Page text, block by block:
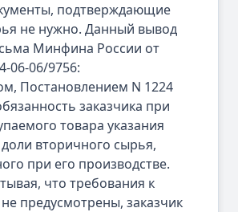
подтверждающие
не нужно. Данный вывод
Минфина России от
06-06/9756:
Постановлением N 1224
заказчика при
товара указания
вторичного сырья,
при его производстве.
что требования к
предусмотрены, заказчик